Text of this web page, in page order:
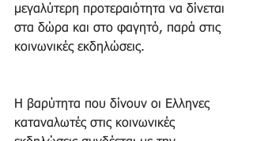
μεγαλύτερη προτεραιότητα να δίνεται
στα δώρα και στο φαγητό, παρά στις
κοινωνικές εκδηλώσεις.
Η βαρύτητα που δίνουν οι Ελληνες
καταναλωτές στις κοινωνικές